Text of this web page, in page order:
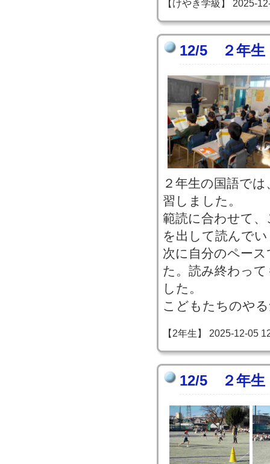
【けやき学級】 2025-
12/5 ２年
２年生の国語で
習しました。
範読に合わせて
を出して読んで
次に自分のペー
た。読み終わっ
した。
こどもたちのや
【2年生】 2025-12-05
12/5 ２年